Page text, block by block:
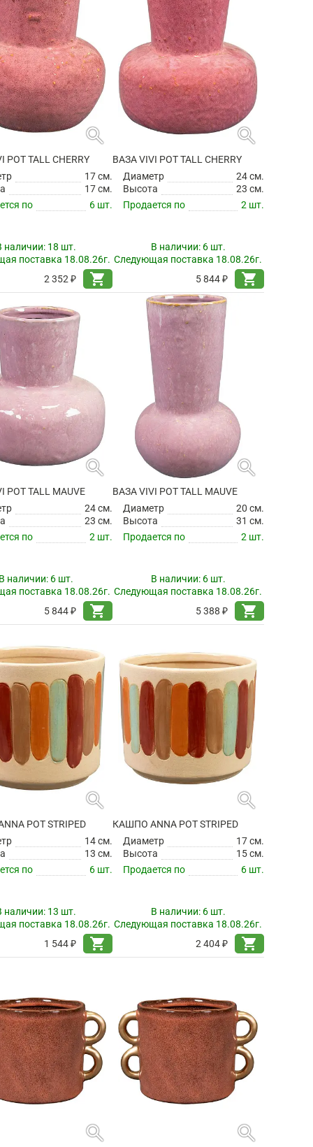
search
POT TALL CHERRY
17 см.
17 см.
по
6 шт.
наличии: 18 шт.
поставка 18.08.26г.
2 352 ₽
shopping_cart
search
ВАЗА VIVI POT TALL CHERRY
Диаметр
24 см.
Высота
23 см.
Продается по
2 шт.
В наличии: 6 шт.
Следующая поставка 18.08.26г.
5 844 ₽
shopping_cart
search
POT TALL MAUVE
24 см.
23 см.
по
2 шт.
наличии: 6 шт.
поставка 18.08.26г.
5 844 ₽
shopping_cart
search
ВАЗА VIVI POT TALL MAUVE
Диаметр
20 см.
Высота
31 см.
Продается по
2 шт.
В наличии: 6 шт.
Следующая поставка 18.08.26г.
5 388 ₽
shopping_cart
search
POT STRIPED
14 см.
13 см.
по
6 шт.
наличии: 13 шт.
поставка 18.08.26г.
1 544 ₽
shopping_cart
search
КАШПО ANNA POT STRIPED
Диаметр
17 см.
Высота
15 см.
Продается по
6 шт.
В наличии: 6 шт.
Следующая поставка 18.08.26г.
2 404 ₽
shopping_cart
search search